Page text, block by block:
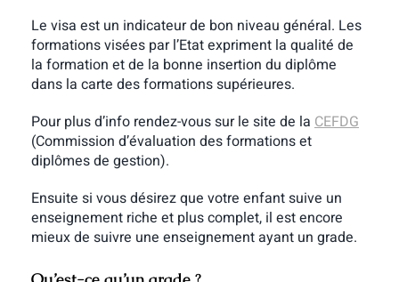
Le visa est un indicateur de bon niveau général. Les
formations visées par l’Etat expriment la qualité de
la formation et de la bonne insertion du diplôme
dans la carte des formations supérieures.
Pour plus d’info rendez-vous sur le site de la CEFDG
(Commission d’évaluation des formations et
diplômes de gestion).
Ensuite si vous désirez que votre enfant suive un
enseignement riche et plus complet, il est encore
mieux de suivre une enseignement ayant un grade.